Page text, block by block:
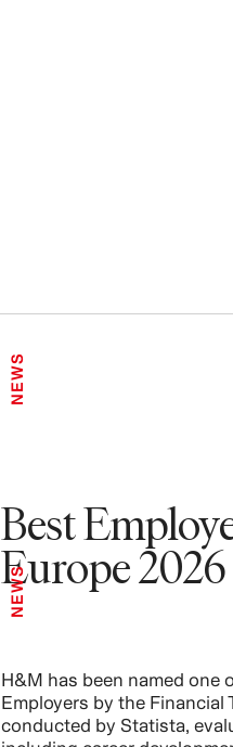
Best
Europe 2026
H&M has been named one
Employers by the Financial
conducted by Statista,
NEWS
NEWS